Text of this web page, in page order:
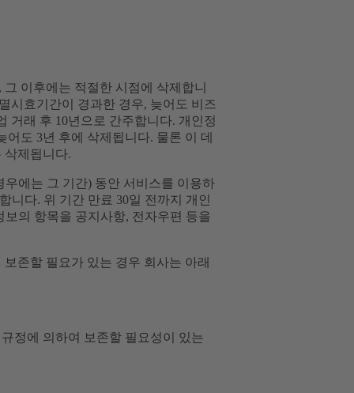
이후에는 적절한 시점에 삭제합니
시효기간이 경과한 경우, 늦어도 비즈
거래 후 10년으로 간주합니다. 개인정
도 3년 후에 삭제됩니다. 물론 이 데
삭제됩니다.
에는 그 기간) 동안 서비스를 이용하
니다. 위 기간 만료 30일 전까지 개인
의 항목을 공지사항, 전자우편 등을
존할 필요가 있는 경우 회사는 아래
정에 의하여 보존할 필요성이 있는